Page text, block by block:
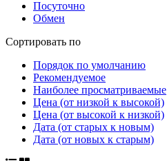
Посуточно
Обмен
Сортировать по
Порядок по умолчанию
Рекомендуемое
Наиболее просматриваемые
Цена (от низкой к высокой)
Цена (от высокой к низкой)
Дата (от старых к новым)
Дата (от новых к старым)